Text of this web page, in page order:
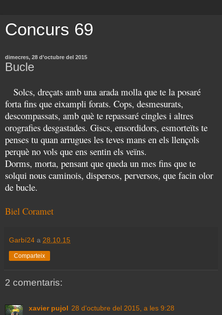
Concurs 69
dimecres, 28 d’octubre del 2015
Bucle
Solcs, dreçats amb una arada molla que te la posaré
forta fins que eixampli forats. Cops, desmesurats,
descompassats, amb què te repassaré cingles i altres
orografies desgastades. Giscs, ensordidors, esmorteïts te
penses tu quan arrugues les teves mans en els llençols
perquè no vols que ens sentin els veïns.
Dorms, morta, pensant que queda un mes fins que te
solqui nous caminois, dispersos, perversos, que facin olor
de bucle.
Biel Coramet
Garbí24 a 28.10.15
Comparteix
2 comentaris:
xavier pujol 28 d’octubre del 2015, a les 9:28